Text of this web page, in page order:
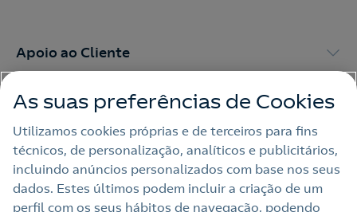
Apoio ao Cliente
My Repsol
Outras Energias
Links Úteis
As suas preferências de Cookies
Utilizamos cookies próprias e de terceiros para fins
técnicos, de personalização, analíticos e publicitários,
incluindo anúncios personalizados com base nos seus
dados. Estes últimos podem incluir a criação de um
perfil com os seus hábitos de navegação, podendo